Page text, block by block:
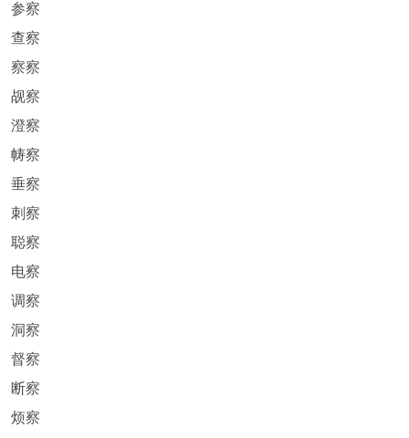
参察
查察
察察
觇察
澄察
帱察
垂察
刺察
聪察
电察
调察
洞察
督察
断察
烦察